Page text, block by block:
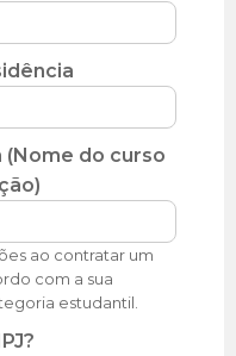
(Nome do curso
ao contratar um
com a sua
estudantil.